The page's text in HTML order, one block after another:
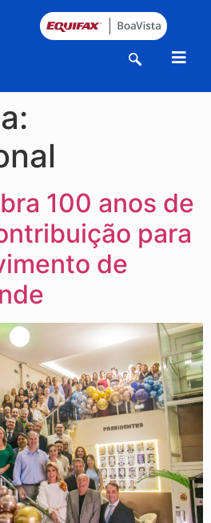
⠀⠀⠀⠀⠀⠀⠀⠀⠀
100 anos de
para
de